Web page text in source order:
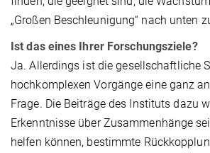
„Großen Beschleunigung“ nach unten
Ist das eines Ihrer Forschungsziele?
Ja. Allerdings ist die gesellschaftliche
hochkomplexen Vorgänge eine ganz
Frage. Die Beiträge des Instituts dazu
Erkenntnisse über Zusammenhänge
helfen können, bestimmte